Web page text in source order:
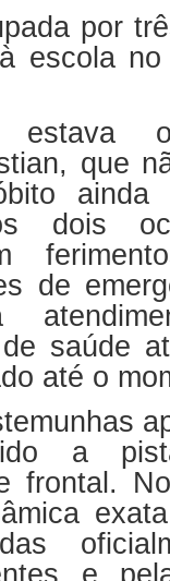
por
escola
o
que
ainda
dois
de
saúde
até o
a
frontal.
e